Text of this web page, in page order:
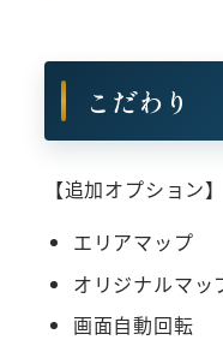
こだわり
【追加オプション】
エリアマップ
オリジナルマッ
画面自動回転